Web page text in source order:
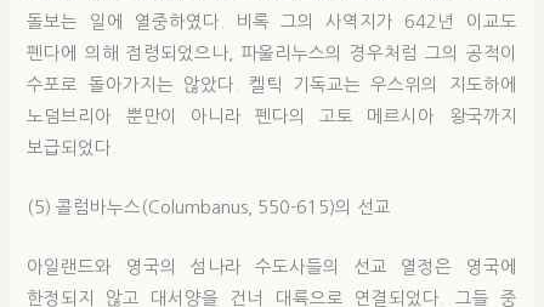
돌보는 일에 열중하였다. 비록 그의 사역지가 642년 이교도
펜다에 의해 점령되었으나, 파울리누스의 경우처럼 그의 공적이
수포로 돌아가지는 않았다. 켈틱 기독교는 우스위의 지도하에
노덤브리아 뿐만이 아니라 펜다의 고토 메르시아 왕국까지
보급되었다.
(5) 콜럼바누스(Columbanus, 550-615)의 선교
아일랜드와 영국의 섬나라 수도사들의 선교 열정은 영국에
한정되지 않고 대서양을 건너 대륙으로 연결되었다. 그들 중